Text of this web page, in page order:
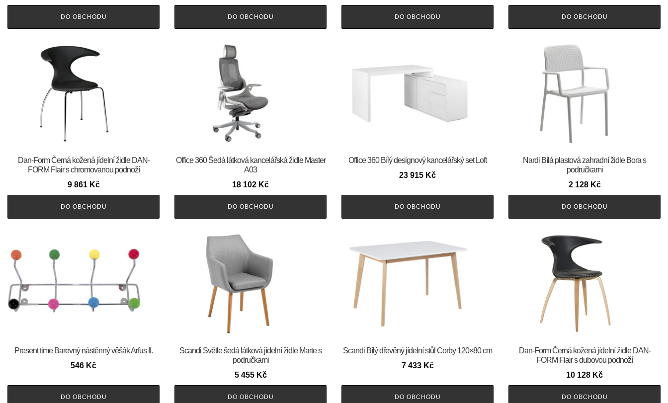
DO OBCHODU DO OBCHODU DO OBCHODU DO OBCHODU
​​​​​Dan-Form Černá kožená jídelní židle DAN-
FORM Flair s chromovanou podnoží
9 861 Kč
DO OBCHODU
Office 360 Šedá látková kancelářská židle Master
A03
18 102 Kč
DO OBCHODU
Office 360 Bílý designový kancelářský set Loft
23 915 Kč
DO OBCHODU
Nardi Bílá plastová zahradní židle Bora s
područkami
2 128 Kč
DO OBCHODU
Present time Barevný nástěnný věšák Arfus II.
546 Kč
DO OBCHODU
Scandi Světle šedá látková jídelní židle Marte s
područkami
5 455 Kč
DO OBCHODU
Scandi Bílý dřevěný jídelní stůl Corby 120×80 cm
7 433 Kč
DO OBCHODU
​​​​​Dan-Form Černá kožená jídelní židle DAN-
FORM Flair s dubovou podnoží
10 128 Kč
DO OBCHODU